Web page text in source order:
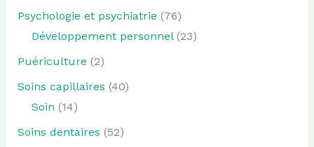
Psychologie et psychiatrie (76)
Développement personnel(23)
Puériculture (2)
Soins capillaires (40)
Soin (14)
Soins dentaires (52)